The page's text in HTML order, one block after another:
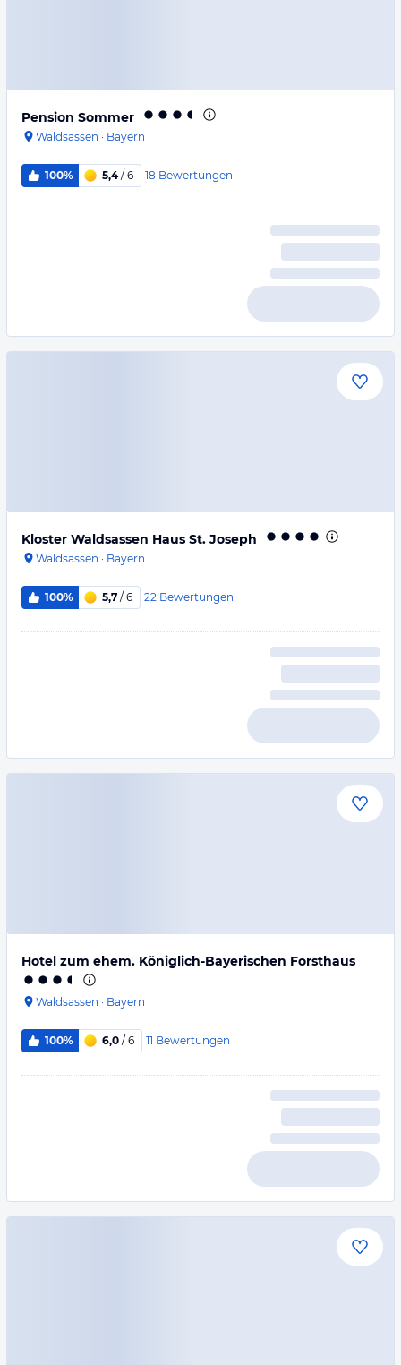
Pension Sommer
Waldsassen · Bayern
100% 5,4/ 6 18 Bewertungen
Kloster Waldsassen Haus St. Joseph
Waldsassen · Bayern
100% 5,7 / 6 22 Bewertungen
Hotel zum ehem. Königlich-Bayerischen Forsthaus
Waldsassen · Bayern
100% 6,0 / 6 11 Bewertungen